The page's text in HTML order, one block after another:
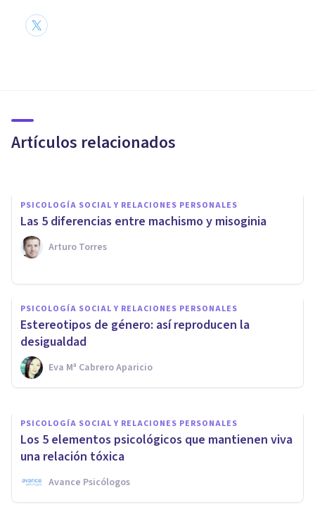
Artículos relacionados
género: ejemplos y valores
PSICOLOGÍA SOCIAL Y RELACIONES PERSONALES
Las 5 diferencias entre machismo y misoginia
Arturo Torres
PSICOLOGÍA SOCIAL Y RELACIONES PERSONALES
Estereotipos de género: así reproducen la
desigualdad
Eva Mª Cabrero Aparicio
Los 4 principales tipos de
micromachismos
Eva Mª Cabrero Aparicio
PSICOLOGÍA SOCIAL Y RELACIONES PERSONALES
Los 5 elementos psicológicos que mantienen viva
una relación tóxica
Avance Psicólogos